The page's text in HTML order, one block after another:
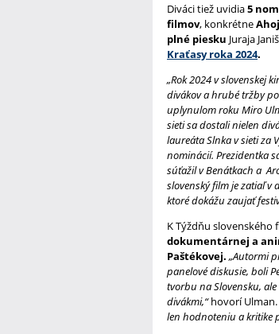
Diváci tiež uvidia5
filmov, konkrétne
plné piesku Juraja
Kraťasy roka 2024.
„Rok 2024 v slovenskej
divákov a hrubé tržby
uplynulom roku Miro
sieti sa dostali nielen
laureáta Slnka v sieti za
nominácií. Prezidentka
súťažil v Benátkach a
slovenský film je zatiaľ v
ktoré dokážu zaujať
K Týždňu slovenského
dokumentárnej a
Paštékovej. „Autormi
panelové diskusie, boli
tvorbu na Slovensku,
divákmi,“hovorí Ulman.
len hodnoteniu a kritike